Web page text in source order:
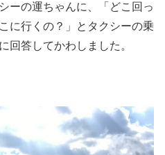
ーの運ちゃんに、「どこ回っ
に行くの？」とタクシーの乗
回答してかわしました。